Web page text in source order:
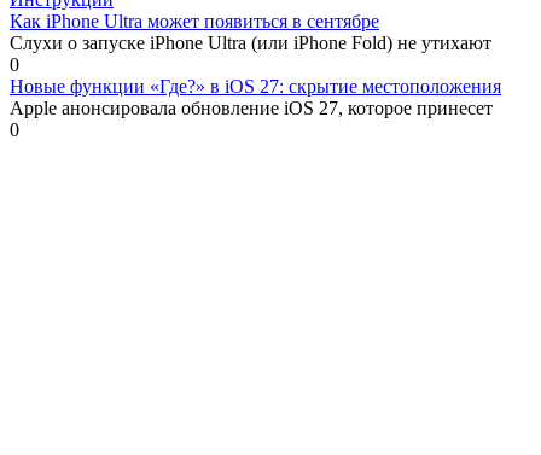
Как iPhone Ultra может появиться в сентябре
Слухи о запуске iPhone Ultra (или iPhone Fold) не утихают
0
Новые функции «Где?» в iOS 27: скрытие местоположения
Apple анонсировала обновление iOS 27, которое принесет
0